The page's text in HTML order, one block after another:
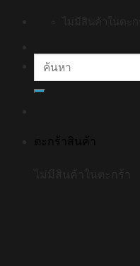
ค้นหา:
ตะกร้าสินค้า